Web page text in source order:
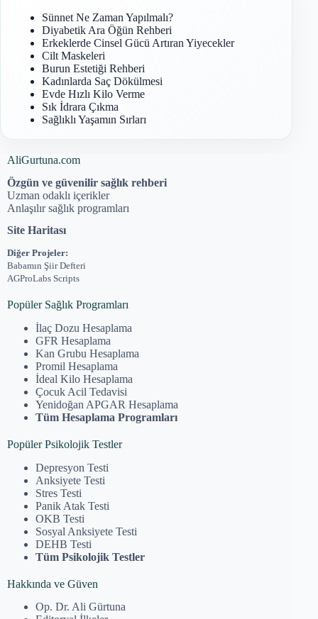
Sünnet Ne Zaman Yapılmalı?
Diyabetik Ara Öğün Rehberi
Erkeklerde Cinsel Gücü Artıran Yiyecekler
Cilt Maskeleri
Burun Estetiği Rehberi
Kadınlarda Saç Dökülmesi
Evde Hızlı Kilo Verme
Sık İdrara Çıkma
Sağlıklı Yaşamın Sırları
AliGurtuna.com
Özgün ve güvenilir sağlık rehberi
Uzman odaklı içerikler
Anlaşılır sağlık programları
Site Haritası
Diğer Projeler:
Babamın Şiir Defteri
AGProLabs Scripts
Popüler Sağlık Programları
İlaç Dozu Hesaplama
GFR Hesaplama
Kan Grubu Hesaplama
Promil Hesaplama
İdeal Kilo Hesaplama
Çocuk Acil Tedavisi
Yenidoğan APGAR Hesaplama
Tüm Hesaplama Programları
Popüler Psikolojik Testler
Depresyon Testi
Anksiyete Testi
Stres Testi
Panik Atak Testi
OKB Testi
Sosyal Anksiyete Testi
DEHB Testi
Tüm Psikolojik Testler
Hakkında ve Güven
Op. Dr. Ali Gürtuna